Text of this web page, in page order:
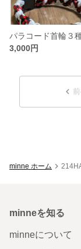
パラコード首輪３
3,000円
minne ホーム
minneを知る
minneについて